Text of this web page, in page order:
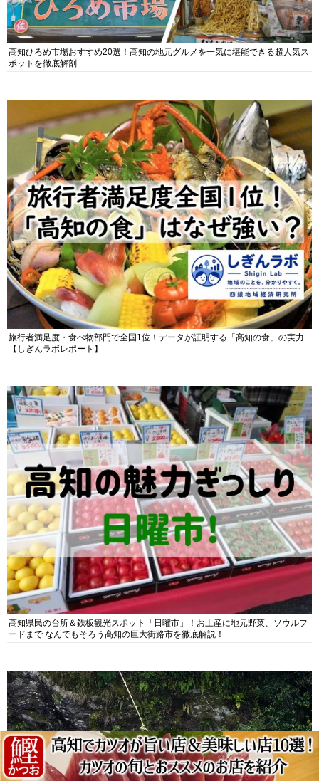
高知ひろめ市場おすすめ20選！高知の地元グルメを一気に堪能できる超人気ス
ポットを徹底解剖
旅行者満足度・食べ物部門で全国1位！データが証明する「高知の食」の実力
【しぎんラボレポート】
高知県民の台所＆鉄板観光スポット「日曜市」！お土産に地元野菜、ソウルフ
ードまで なんでもそろう高知の巨大街路市を徹底解説！